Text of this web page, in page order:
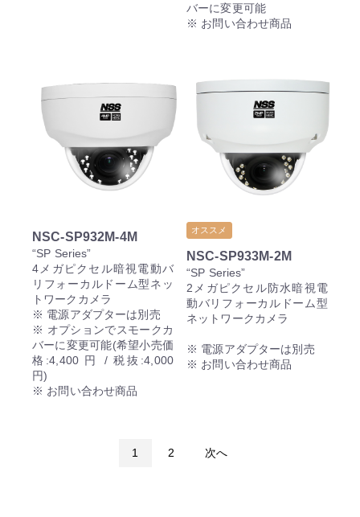
バーに変更可能
※ お問い合わせ商品
NSC-SP932M-4M
“SP Series”
4メガピクセル暗視電動バ
リフォーカルドーム型ネッ
トワークカメラ
※ 電源アダプターは別売
※ オプションでスモークカ
バーに変更可能(希望小売価
格:4,400 円 / 税抜:4,000
円)
※ お問い合わせ商品
オススメ
NSC-SP933M-2M
“SP Series”
2メガピクセル防水暗視電
動バリフォーカルドーム型
ネットワークカメラ
※ 電源アダプターは別売
※ お問い合わせ商品
1 2 次へ